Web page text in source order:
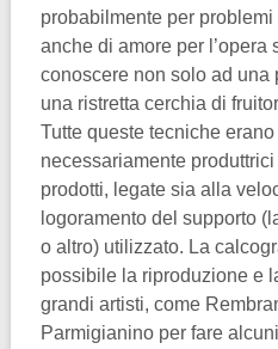
probabilmente per
anche di amore per l’opera
conoscere non solo ad una
una ristretta cerchia di
Tutte queste tecniche
necessariamente
prodotti, legate sia alla
logoramento del supporto
o altro) utilizzato. La
possibile la riproduzione e
grandi artisti, come
Parmigianino per fare